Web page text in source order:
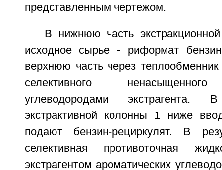
представленным чертежом.
В нижнюю часть
исходное сырье - риформат
верхнюю часть через
селективного ненасыщенного
углеводородами
экстрактивной колонны 1 ниже
подают бензин-рециркулят. В
селективная противоточная
экстрагентом ароматических